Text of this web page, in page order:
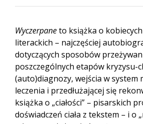
Wyczerpaneto książka o
literackich – najczęściej
dotyczących sposobów
poszczególnych etapów kryzysu-
(auto)diagnozy, wejścia w system
leczenia i przedłużającej się
książka o „ciałości” – pisarskich
doświadczeń ciała z tekstem – i o